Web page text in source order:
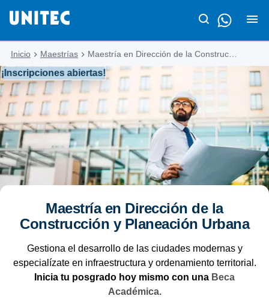
Inicio Maestrías Maestría en Dirección de la Construcción y Planeación Urbana
¡Inscripciones abiertas!
Maestría en Dirección de la
Construcción y Planeación Urbana
Gestiona el desarrollo de las ciudades modernas y
especialízate en infraestructura y ordenamiento territorial.
Inicia tu posgrado hoy mismo con una Beca
Académica.